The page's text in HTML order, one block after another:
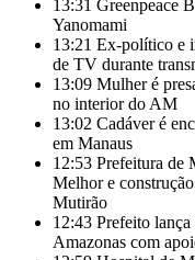
13:31 Greenpeace
Yanomami
13:21 Ex-político e
de TV durante
13:09 Mulher é
no interior do AM
13:02 Cadáver é
em Manaus
12:53 Prefeitura de
Melhor e
Mutirão
12:43 Prefeito
Amazonas com